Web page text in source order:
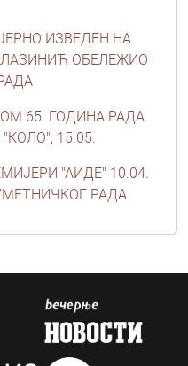
ИЗВЕДЕН НА
ОБЕЛЕЖИО
65. ГОДИНА РАДА
15.05.
"АИДЕ" 10.04.
РАДА